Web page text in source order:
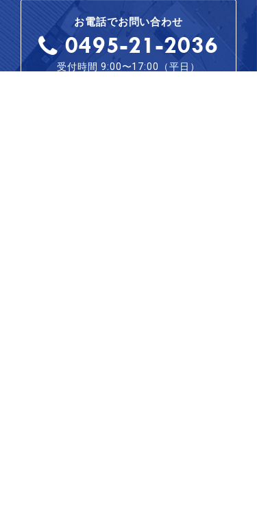
お電話でお問い合わせ
0495-21-2036
受付時間 9:00〜17:00（平日）